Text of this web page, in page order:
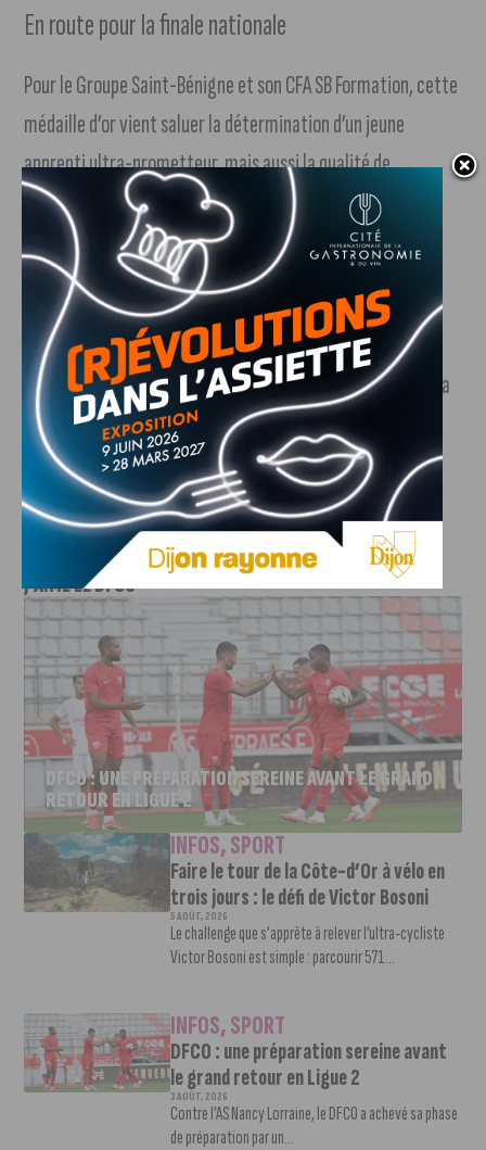
En route pour la finale nationale
Pour le Groupe Saint-Bénigne et son CFA SB Formation, cette
médaille d’or vient saluer la détermination d’un jeune
apprenti ultra-prometteur, mais aussi la qualité de
l’accompagnement pédagogique tourné vers l’excellence
locale.
Mais l’aventure ne s’arrête pas là, bien au contraire…
Désormais sacré champion régional, Jules Pernin Mollet
s’apprête à porter haut et fort les couleurs de Dijon et de la
Bourgogne-Franche-Comté lors de la finale nationale du
concours. Il y affrontera les meilleurs apprentis de
l’Hexagone.
J'AIME LE DFCO
DFCO : UNE PRÉPARATION SEREINE AVANT LE GRAND
RETOUR EN LIGUE 2
INFOS,SPORT
Faire le tour de la Côte-d’Or à vélo en
trois jours : le défi de Victor Bosoni
5 AOÛT, 2026
Le challenge que s’apprête à relever l’ultra-cycliste
Victor Bosoni est simple : parcourir 571...
INFOS,SPORT
DFCO : une préparation sereine avant
le grand retour en Ligue 2
3 AOÛT, 2026
Contre l’AS Nancy Lorraine, le DFCO a achevé sa phase
de préparation par un...